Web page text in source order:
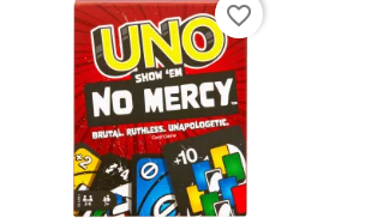
favorite_border